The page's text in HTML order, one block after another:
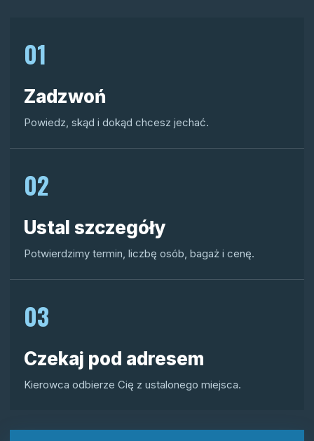
01
Zadzwoń
Powiedz, skąd i dokąd chcesz jechać.
02
Ustal szczegóły
Potwierdzimy termin, liczbę osób, bagaż i cenę.
03
Czekaj pod adresem
Kierowca odbierze Cię z ustalonego miejsca.